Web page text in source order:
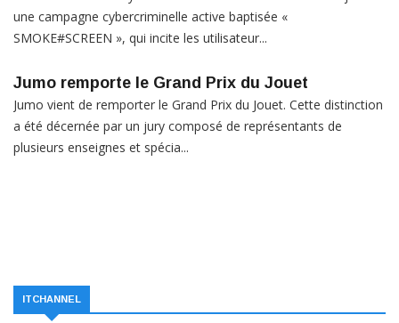
une campagne cybercriminelle active baptisée «
SMOKE#SCREEN », qui incite les utilisateur...
Jumo remporte le Grand Prix du Jouet
Jumo vient de remporter le Grand Prix du Jouet. Cette distinction
a été décernée par un jury composé de représentants de
plusieurs enseignes et spécia...
ITCHANNEL